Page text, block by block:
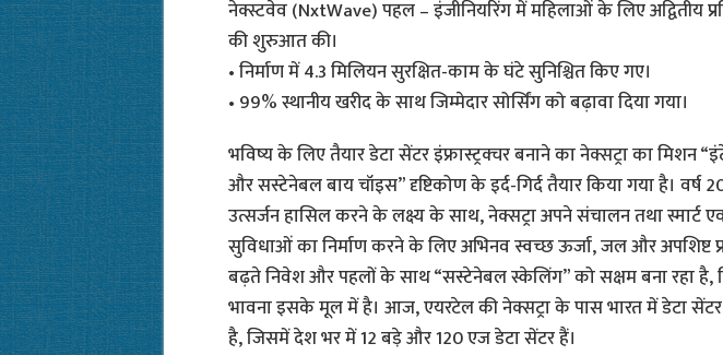
नेक्स्टवेव (NxtWave) पहल – इंजीनियरिंग में महिलाओं के लिए अद्वितीय
की शुरुआत की।
• निर्माण में 4.3 मिलियन सुरक्षित-काम के घंटे सुनिश्चित किए गए।
• 99% स्थानीय खरीद के साथ जिम्मेदार सोर्सिंग को बढ़ावा दिया गया।
भविष्य के लिए तैयार डेटा सेंटर इंफ्रास्ट्रक्चर बनाने का नेक्सट्रा का मिशन
और सस्टेनेबल बाय चॉइस” दृष्टिकोण के इर्द-गिर्द तैयार किया गया है। वर्ष
उत्सर्जन हासिल करने के लक्ष्य के साथ, नेक्सट्रा अपने संचालन तथा स्मार्ट
सुविधाओं का निर्माण करने के लिए अभिनव स्वच्छ ऊर्जा, जल और अपशिष्ट
बढ़ते निवेश और पहलों के साथ “सस्टेनेबल स्केलिंग” को सक्षम बना रहा
भावना इसके मूल में है। आज, एयरटेल की नेक्सट्रा के पास भारत में डेटा
है, जिसमें देश भर में 12 बड़े और 120 एज डेटा सेंटर हैं।